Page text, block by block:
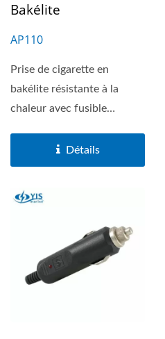
Bakélite
AP110
Prise de cigarette en
bakélite résistante à la
chaleur avec fusible
Détails